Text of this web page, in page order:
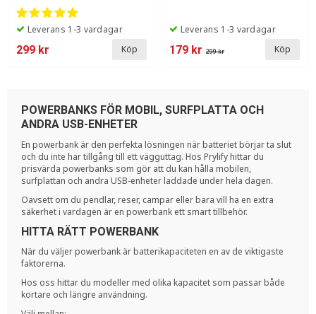
Leverans 1-3 vardagar
299 kr Köp
Leverans 1-3 vardagar
179 kr 299 kr Köp
POWERBANKS FÖR MOBIL, SURFPLATTA OCH
ANDRA USB-ENHETER
En powerbank är den perfekta lösningen när batteriet börjar ta slut
och du inte har tillgång till ett vägguttag. Hos Prylify hittar du
prisvärda powerbanks som gör att du kan hålla mobilen,
surfplattan och andra USB-enheter laddade under hela dagen.
Oavsett om du pendlar, reser, campar eller bara vill ha en extra
säkerhet i vardagen är en powerbank ett smart tillbehör.
HITTA RÄTT POWERBANK
När du väljer powerbank är batterikapaciteten en av de viktigaste
faktorerna.
Hos oss hittar du modeller med olika kapacitet som passar både
kortare och längre användning.